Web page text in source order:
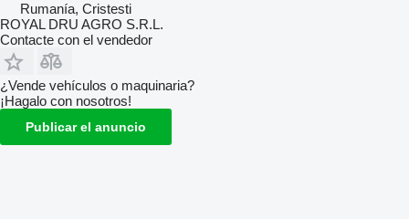
Rumanía, Cristesti
ROYAL DRU AGRO S.R.L.
Contacte con el vendedor
¿Vende vehículos o maquinaria?
¡Hagalo con nosotros!
Publicar el anuncio